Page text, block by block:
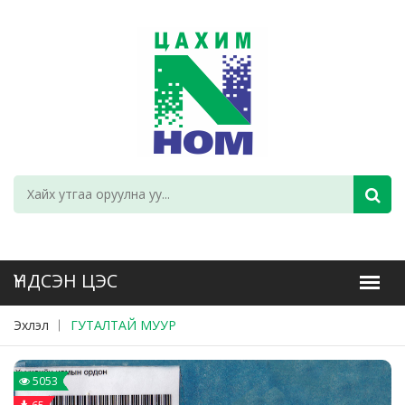
Эхлэл ГУТАЛТАЙ МУУР
5053